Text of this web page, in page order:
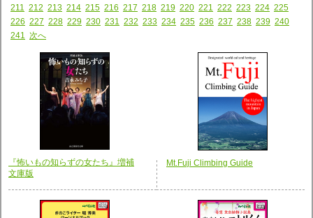
211
212 213 214 215 216 217 218 219 220 221 222 223 224 225
226 227 228 229 230 231 232 233 234 235 236 237 238 239 240
241
次へ
『怖いもの知らずの女たち』増補
文庫版
Mt.Fuji Climbing Guide